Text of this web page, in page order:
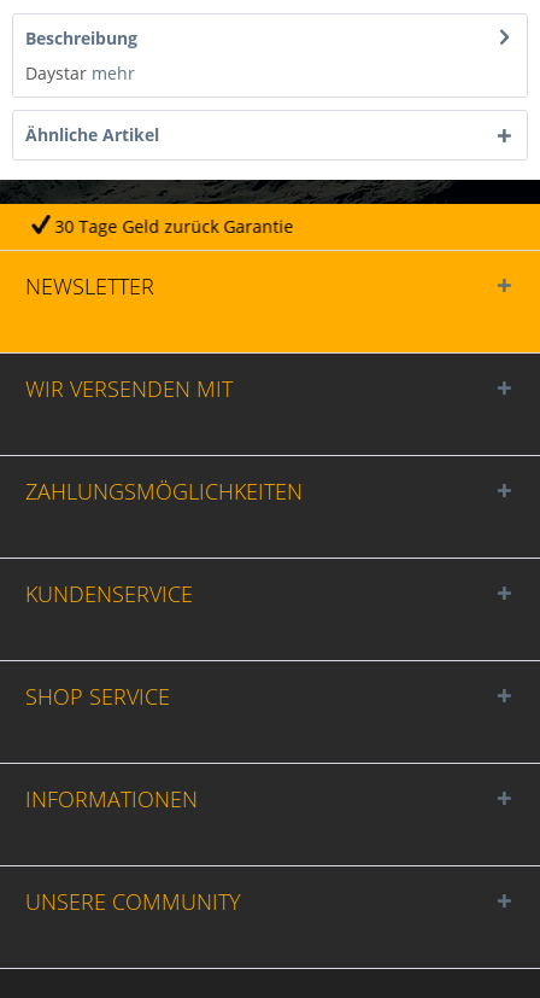
Beschreibung
Daystar mehr
Ähnliche Artikel
Garantie
NEWSLETTER
WIR VERSENDEN MIT
ZAHLUNGSMÖGLICHKEITEN
KUNDENSERVICE
SHOP SERVICE
INFORMATIONEN
UNSERE COMMUNITY